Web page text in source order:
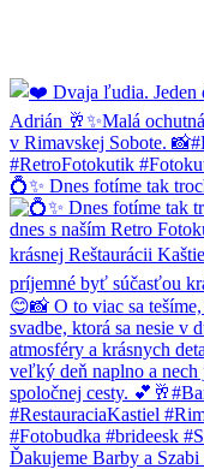
💍✨ Dnes fotíme tak
Ďakujeme Barby a